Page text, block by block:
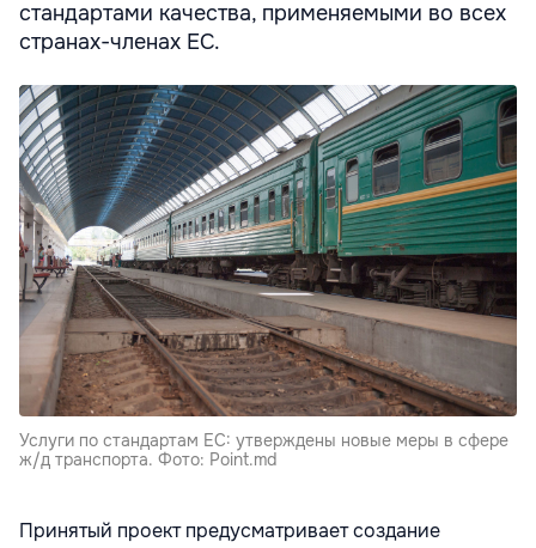
стандартами качества, применяемыми во всех
странах-членах ЕС.
Услуги по стандартам ЕС: утверждены новые меры в сфере
ж/д транспорта. Фото: Point.md
Принятый проект предусматривает создание